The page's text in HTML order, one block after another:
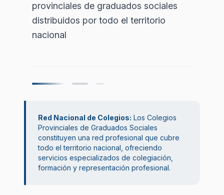
provinciales de graduados sociales
distribuidos por todo el territorio
nacional
Red Nacional de Colegios: Los Colegios
Provinciales de Graduados Sociales
constituyen una red profesional que cubre
todo el territorio nacional, ofreciendo
servicios especializados de colegiación,
formación y representación profesional.